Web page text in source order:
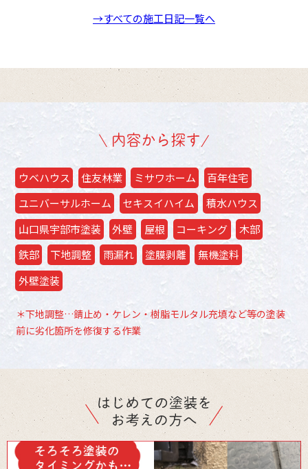
→すべての施工日記一覧へ
ウベハウス 住友林業 ミサワホーム
百年住宅
ユニバーサルホーム
セキスイハイム
積水ハウス
山口県宇部市塗装
外壁 屋根 コーキング
木部
鉄部
下地調整 雨漏れ 塗膜剥離
無機塗料
外壁塗装
＊下地調整…錆止め・ケレン・樹脂モルタル充填など等の塗装
前に劣化箇所を修復する作業